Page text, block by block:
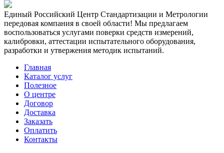
Единый Российский Центр Стандартизации и Метрологии
передовая компания в своей области! Мы предлагаем
воспользоваться услугами поверки средств измерений,
калибровки, аттестации испытательного оборудования,
разработки и утвержения методик испытаний.
Главная
Каталог услуг
Полезное
О центре
Договор
Доставка
Заказать
Оплатить
Контакты